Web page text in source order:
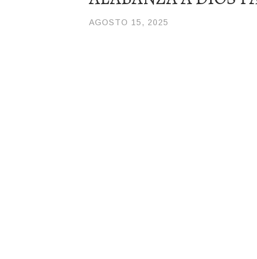
AGOSTO 15, 2025